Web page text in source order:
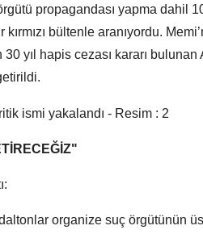
propagandası yapma dahil
bültenle aranıyordu.
yıl hapis cezası kararı bulunan
daltonlar organize suç örgütünün